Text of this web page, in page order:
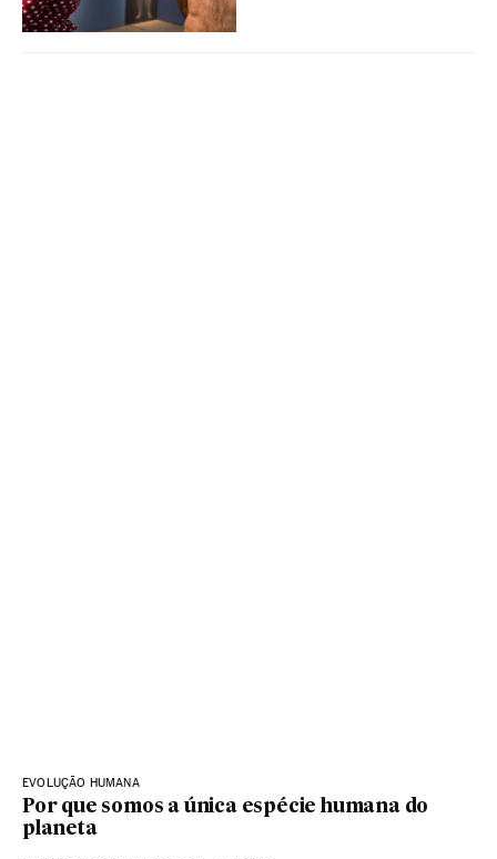
EVOLUÇÃO HUMANA
Por que somos a única espécie humana do
planeta